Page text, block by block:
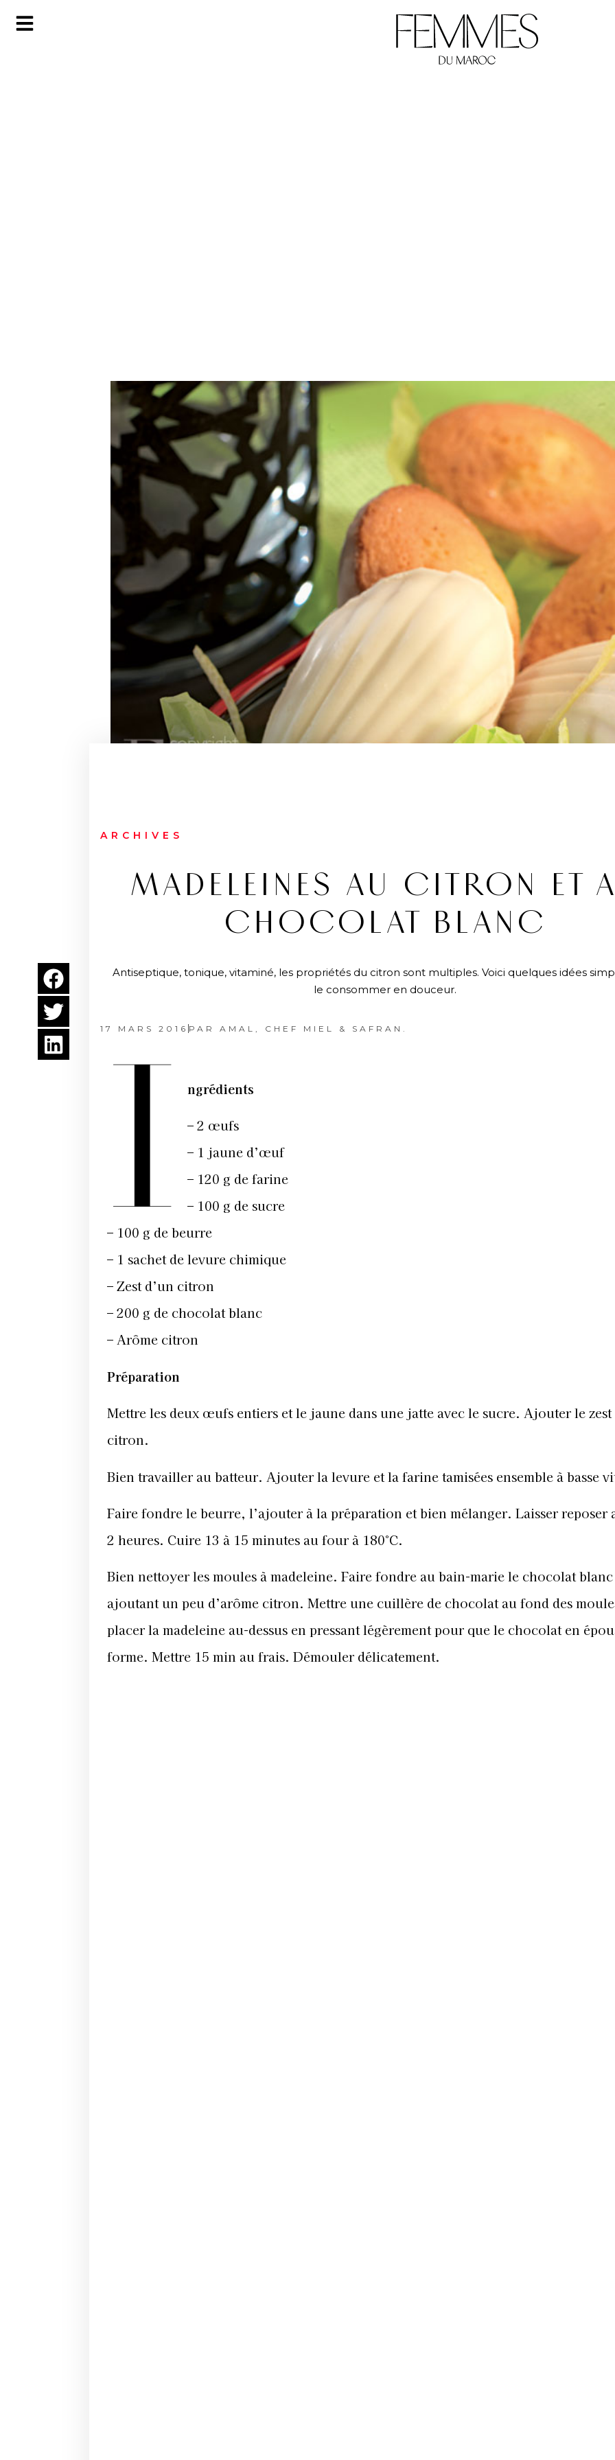
ARCHIVES
MADELEINES AU CITRON ET
CHOCOLAT BLANC
Antiseptique, tonique, vitaminé, les propriétés du citron sont multiples. Voici quelques idées
le consommer en douceur.
17 MARS 2016 PAR AMAL, CHEF MIEL & SAFRAN.
I ngrédients
– 2 œufs
– 1 jaune d’œuf
– 120 g de farine
– 100 g de sucre
– 100 g de beurre
– 1 sachet de levure chimique
– Zest d’un citron
– 200 g de chocolat blanc
– Arôme citron
Préparation
Mettre les deux œufs entiers et le jaune dans une jatte avec le sucre. Ajouter le zest
citron.
Bien travailler au batteur. Ajouter la levure et la farine tamisées ensemble à basse
Faire fondre le beurre, l’ajouter à la préparation et bien mélanger. Laisser reposer
2 heures. Cuire 13 à 15 minutes au four à 180°C.
Bien nettoyer les moules à madeleine. Faire fondre au bain-marie le chocolat
ajoutant un peu d’arôme citron. Mettre une cuillère de chocolat au fond des
placer la madeleine au-dessus en pressant légèrement pour que le chocolat en
forme. Mettre 15 min au frais. Démouler délicatement.